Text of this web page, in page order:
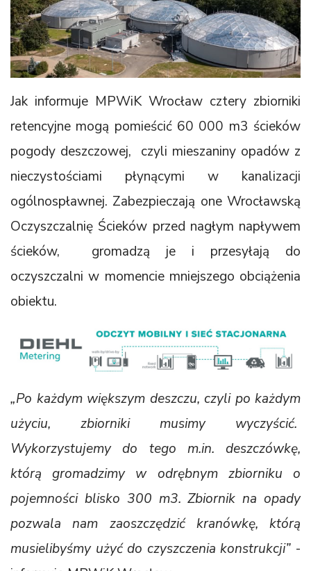
Jak informuje MPWiK Wrocław cztery zbiorniki
retencyjne mogą pomieścić 60 000 m3 ścieków
pogody deszczowej, czyli mieszaniny opadów z
nieczystościami płynącymi w kanalizacji
ogólnospławnej. Zabezpieczają one Wrocławską
Oczyszczalnię Ścieków przed nagłym napływem
ścieków, gromadzą je i przesyłają do
oczyszczalni w momencie mniejszego obciążenia
obiektu.
„Po każdym większym deszczu, czyli po każdym
użyciu, zbiorniki musimy wyczyścić.
Wykorzystujemy do tego m.in. deszczówkę,
którą gromadzimy w odrębnym zbiorniku o
pojemności blisko 300 m3. Zbiornik na opady
pozwala nam zaoszczędzić kranówkę, którą
musielibyśmy użyć do czyszczenia konstrukcji” -